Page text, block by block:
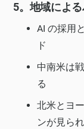
5。地域によ
AI の採用
ド
中南米は
る
北米とヨ
ンが見ら